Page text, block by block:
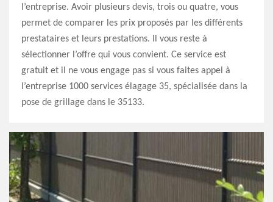
l’entreprise. Avoir plusieurs devis, trois ou quatre, vous
permet de comparer les prix proposés par les différents
prestataires et leurs prestations. Il vous reste à
sélectionner l’offre qui vous convient. Ce service est
gratuit et il ne vous engage pas si vous faites appel à
l’entreprise 1000 services élagage 35, spécialisée dans la
pose de grillage dans le 35133.